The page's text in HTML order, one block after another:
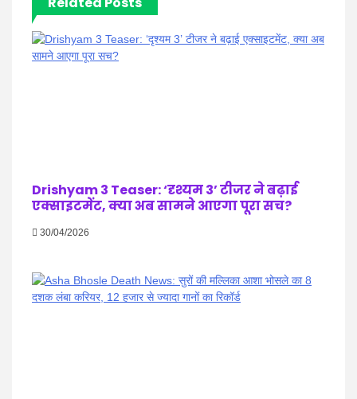
Drishyam 3 Teaser: ‘दृश्यम 3’ टीजर ने बढ़ाई
एक्साइटमेंट, क्या अब सामने आएगा पूरा सच?
30/04/2026